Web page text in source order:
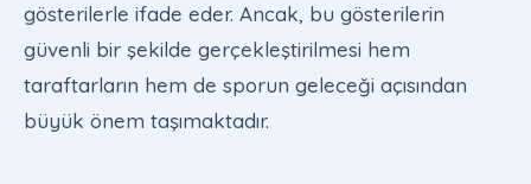
gösterilerle ifade eder. Ancak, bu gösterilerin
güvenli bir şekilde gerçekleştirilmesi hem
taraftarların hem de sporun geleceği açısından
büyük önem taşımaktadır.